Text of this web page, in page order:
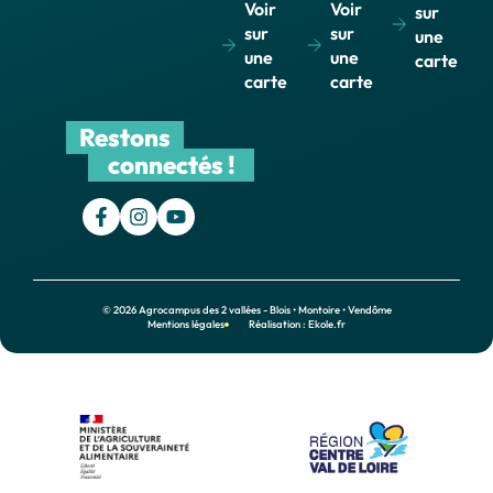
Voir
sur
une
carte
Voir
sur
une
carte
sur
une
carte
Restons
connectés !
© 2026 Agrocampus des 2 vallées - Blois • Montoire • Vendôme
Mentions légales
Réalisation : Ekole.fr